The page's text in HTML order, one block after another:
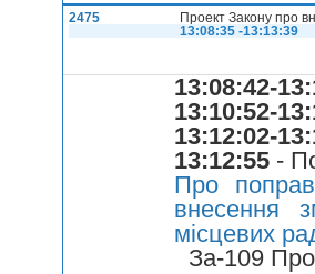
2475
Проект Закону про
13:08:35 -13:13:39
13:08:42-
13:10:52-
13:12:02-
13:12:55 -
Про
внесення
місцевих
За-109